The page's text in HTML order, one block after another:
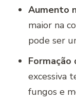
Aumento
maior na
pode ser
Formação
excessiva
fungos e